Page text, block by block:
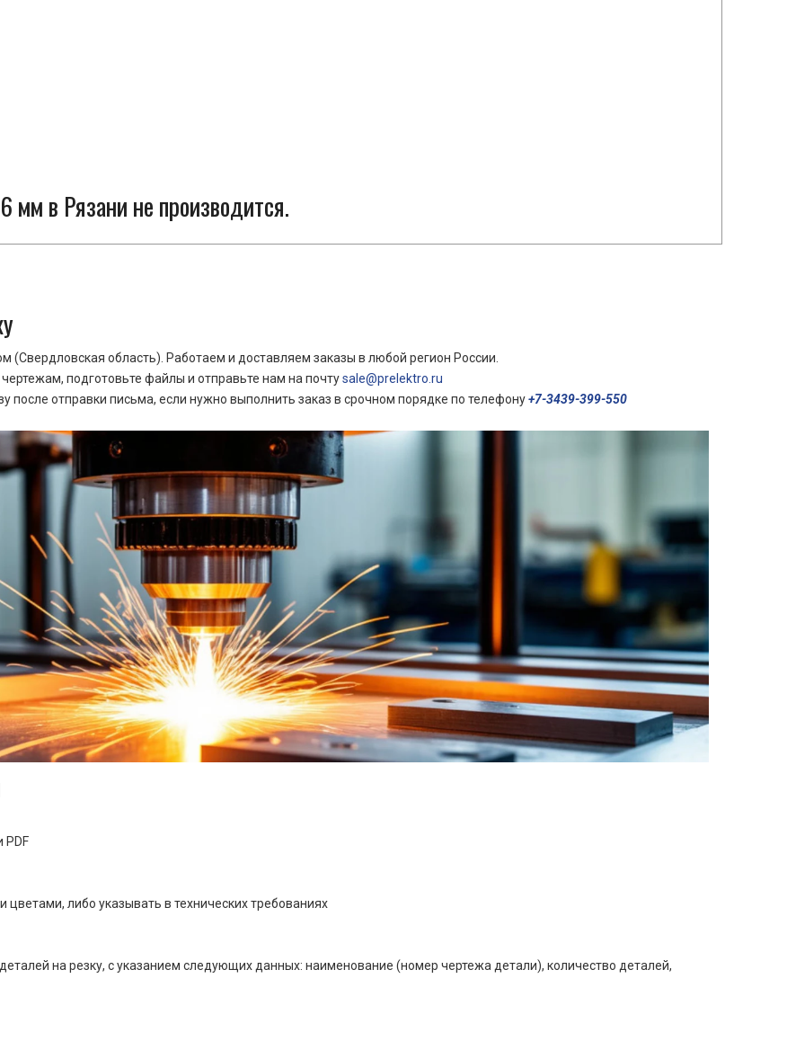
в Рязани не производится.
(Свердловская область). Работаем и доставляем заказы в любой регион России.
подготовьте файлы и отправьте нам на почтуsale@prelektro.ru
отправки письма, если нужно выполнить заказ в срочном порядке по телефону+7-3439-399-550
PDF
либо указывать в технических требованиях
на резку, с указанием следующих данных: наименование (номер чертежа детали), количество деталей,